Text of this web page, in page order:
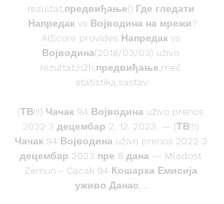
rezultat,предвиђање() Где гледати
Напредак vs Војводина на мрежи?
AiScore provides Напредак vs
Војводина(2018/03/03) uživo
rezultat,h2h,предвиђање,meč
statistika,sastav.
(ТВ!!!) Чачак 94 Војводина uživo prenos
2022 3 децембар 2. 12. 2023. — (ТВ!!!)
Чачак 94 Војводина uživo prenos 2022 3
децембар 2023 пре 8 дана — Mladost
Zemun - Cacak 94 Кошарка Емисија
уживо Данас, ...